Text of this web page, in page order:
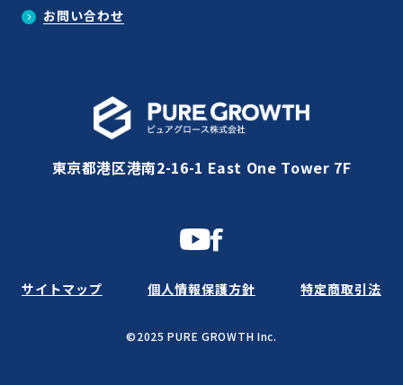
お問い合わせ
東京都港区港南2-16-1 East One Tower 7F
©2025 PURE GROWTH Inc.
サイトマップ 個人情報保護方針 特定商取引法